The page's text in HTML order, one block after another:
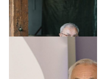
TÁMOGATÓI
TARTALOM